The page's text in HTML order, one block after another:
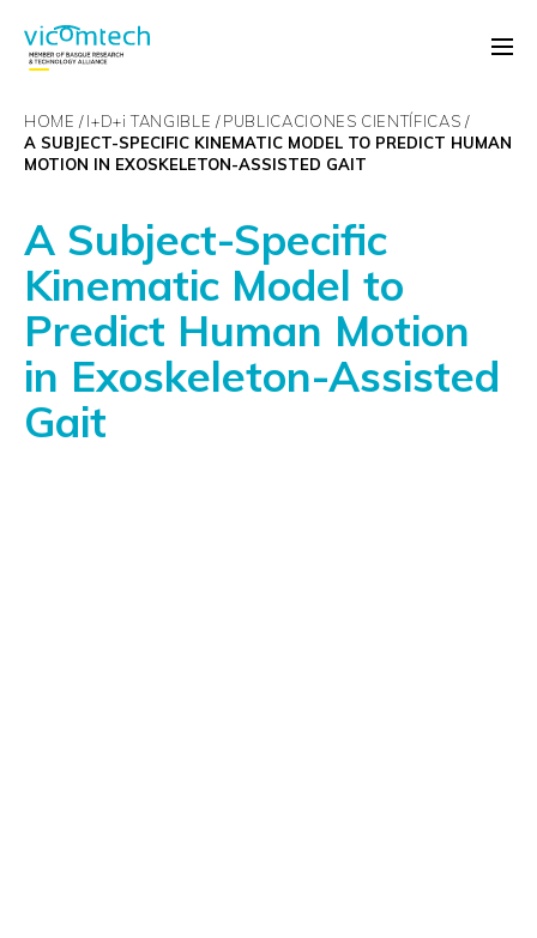
HOME I+D+i TANGIBLE PUBLICACIONES CIENTÍFICAS
A SUBJECT-SPECIFIC KINEMATIC MODEL TO PREDICT HUMAN
MOTION IN EXOSKELETON-ASSISTED GAIT
A Subject-Specific
Kinematic Model to
Predict Human Motion
in Exoskeleton-Assisted
Gait